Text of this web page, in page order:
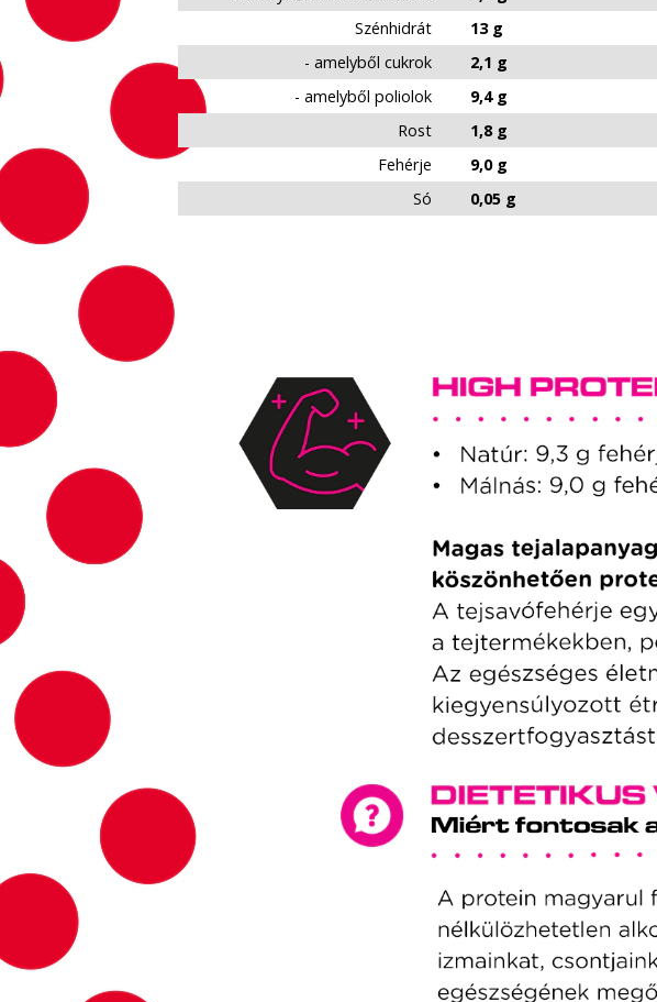
Szénhidrát
13 g
- amelyből cukrok
2,1 g
- amelyből poliolok
9,4 g
Rost
1,8 g
Fehérje
9,0 g
Só
0,05 g